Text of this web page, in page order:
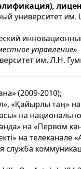
университет
управление»
им. Л.Н.
(2009-2010);
«Қайырлы таң» на
на национальном
на «Первом
на телеканале